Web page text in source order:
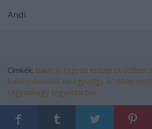
Andi
Címkék: balaton tagyon emberek otthon
balatonfelvidék nivegyvölgy
tagyonhegy tagyonbirtok